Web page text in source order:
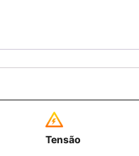
Tensão